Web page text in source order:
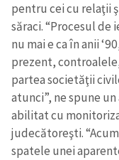
pentru cei cu relaţii
săraci. “Procesul
nu mai e ca în anii
prezent,
partea societăţii
atunci”, ne spune
abilitat cu
judecătoreşti.
spatele unei